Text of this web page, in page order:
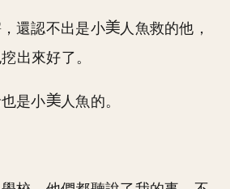
還認不出是小
人魚救的他，
出來好了。
是小 人魚的。